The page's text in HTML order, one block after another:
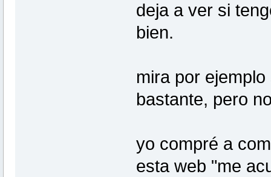
deja a ver si
bien.
mira por
bastante, pero
yo compré a
esta web "me